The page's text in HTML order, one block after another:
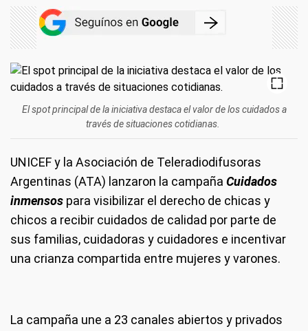
El spot principal de la iniciativa destaca el valor de los cuidados a
través de situaciones cotidianas.
UNICEF y la Asociación de Teleradiodifusoras
Argentinas (ATA) lanzaron la campaña Cuidados
inmensos para visibilizar el derecho de chicas y
chicos a recibir cuidados de calidad por parte de
sus familias, cuidadoras y cuidadores e incentivar
una crianza compartida entre mujeres y varones.
La campaña une a 23 canales abiertos y privados